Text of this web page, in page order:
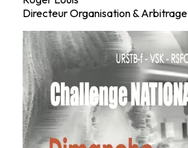
Directeur Organisation & Arbitrage